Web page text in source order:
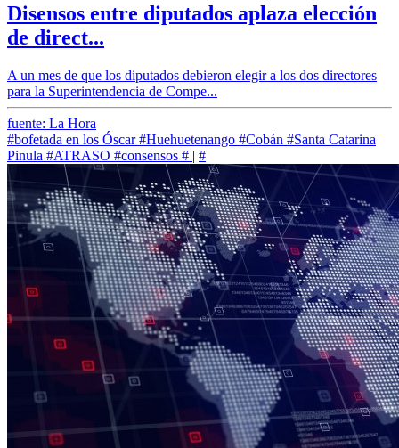
Disensos entre diputados aplaza elección
de direct...
A un mes de que los diputados debieron elegir a los dos directores
para la Superintendencia de Compe...
fuente: La Hora
#bofetada en los Óscar #Huehuetenango #Cobán #Santa Catarina
Pinula #ATRASO #consensos # | #